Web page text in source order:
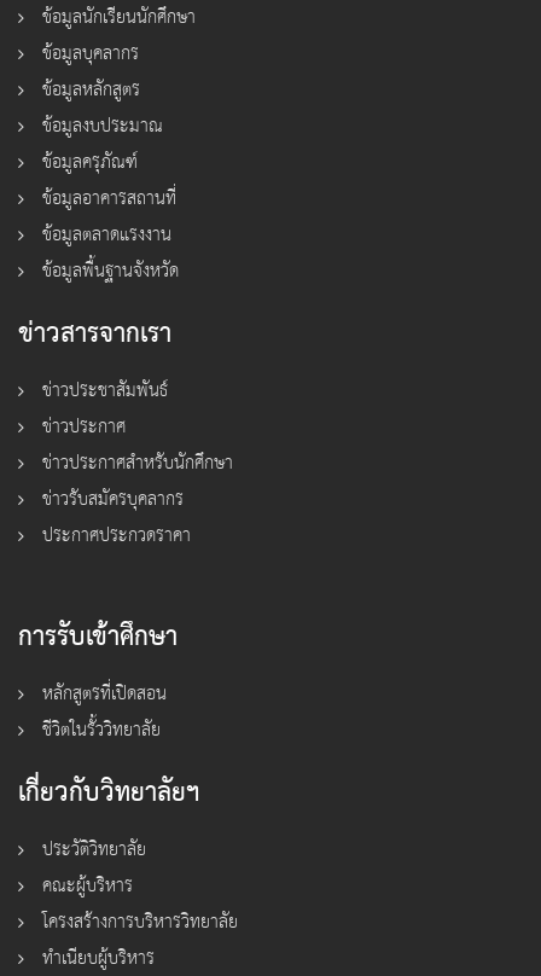
ข้อมูลนักเรียนนักศึกษา
ข้อมูลบุคลากร
ข้อมูลหลักสูตร
ข้อมูลงบประมาณ
ข้อมูลครุภัณฑ์
ข้อมูลอาคารสถานที่
ข้อมูลตลาดแรงงาน
ข้อมูลพื้นฐานจังหวัด
ข่าวสารจากเรา
ข่าวประชาสัมพันธ์
ข่าวประกาศ
ข่าวประกาศสำหรับนักศึกษา
ข่าวรับสมัครบุคลากร
ประกาศประกวดราคา
การรับเข้าศึกษา
หลักสูตรที่เปิดสอน
ชีวิตในรั้ววิทยาลัย
เกี่ยวกับวิทยาลัยฯ
ประวัติวิทยาลัย
คณะผู้บริหาร
โครงสร้างการบริหารวิทยาลัย
ทำเนียบผู้บริหาร